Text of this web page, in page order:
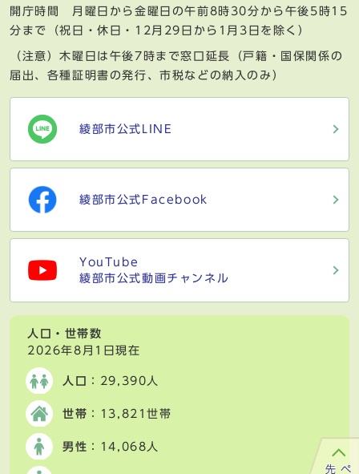
開庁時間 月曜日から金曜日の午前8時30分から午後5時15
分まで（祝日・休日・12月29日から1月3日を除く）
（注意）木曜日は午後7時まで窓口延長（戸籍・国保関係の
届出、各種証明書の発行、市税などの納入のみ）
綾部市公式LINE
綾部市公式Facebook
YouTube
綾部市公式動画チャンネル
人口・世帯数
2026年8月1日現在
人口 ：29,390人
世帯 ：13,821世帯
男性 ：14,068人